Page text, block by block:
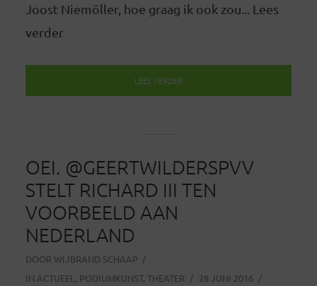
Joost Niemöller, hoe graag ik ook zou... Lees
verder
LEES VERDER
OEI. @GEERTWILDERSPVV
STELT RICHARD III TEN
VOORBEELD AAN
NEDERLAND
DOOR WIJBRAND SCHAAP
IN ACTUEEL , PODIUMKUNST, THEATER
28 JUNI 2016